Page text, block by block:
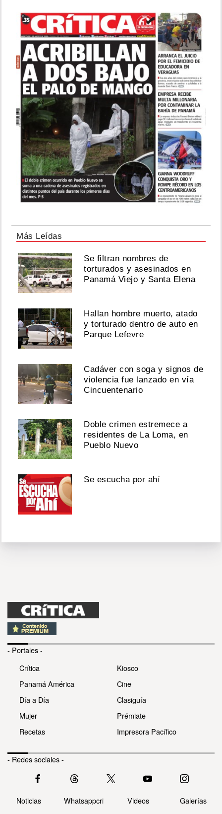
Más Leídas
Se filtran nombres de
torturados y asesinados en
Panamá Viejo y Santa Elena
Hallan hombre muerto, atado
y torturado dentro de auto en
Parque Lefevre
Cadáver con soga y signos de
violencia fue lanzado en vía
Cincuentenario
Doble crimen estremece a
residentes de La Loma, en
Pueblo Nuevo
Se escucha por ahí
- Portales -
Crítica
Panamá América
Día a Día
Mujer
Recetas
Kiosco
Cine
Clasiguía
Prémiate
Impresora Pacífico
- Redes sociales -
Noticias Whatsappcri Videos Galerías